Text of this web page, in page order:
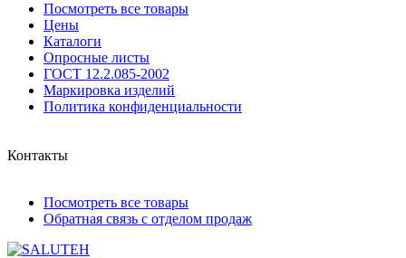
Посмотреть все товары
Цены
Каталоги
Опросные листы
ГОСТ 12.2.085-2002
Маркировка изделий
Политика конфиденциальности
Контакты
Посмотреть все товары
Обратная связь с отделом продаж